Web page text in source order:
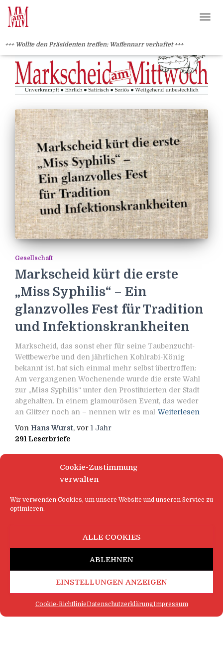
Cookie-Zustimmung
verwalten
Wir verwenden Cookies, um unsere Website und unseren Service zu
optimieren.
ALLE COOKIES
ABLEHNEN
EINSTELLUNGEN ANZEIGEN
Cookie-RichtlinieDatenschutzerklärungImpressum
+++ Wollte den Präsidenten treffen: Waffennarr verhaftet +++
Gesellschaft
Markscheid kürt die erste
„Miss Syphilis“ – Ein
glanzvolles Fest für Tradition
und Infektionskrankheiten
Markscheid, das sonst eher für seine Taubenzucht-
Wettbewerbe und den jährlichen Kohlrabi-König
bekannt ist, hat sich einmal mehr selbst übertroffen:
Am vergangenen Wochenende wurde die erste Wahl
zur „Miss Syphilis“ unter den Prostituierten der Stadt
abgehalten. In einem glamourösen Event, das weder
an Glitzer noch an – nennen wir es mal Weiterlesen
Von Hans Wurst, vor 1 Jahr
291 Leserbriefe